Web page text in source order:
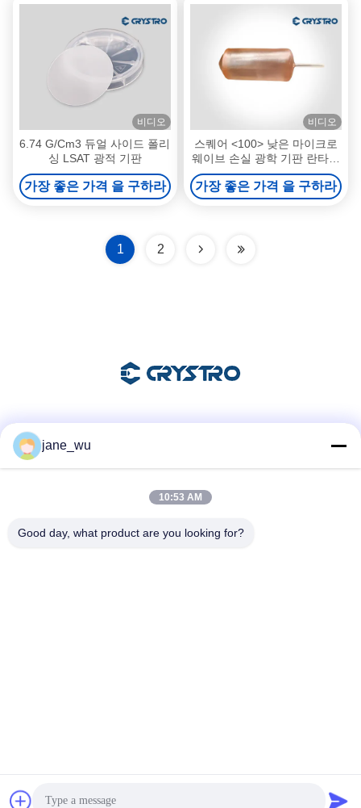
비디오
6.74 G/Cm3 듀얼 사이드 폴리
싱 LSAT 광적 기판
가장 좋은 가격 을 구하라
비디오
스퀘어 <100> 낮은 마이크로
웨이브 손실 광학 기판 란타늄
알루미네이트 Laalo3 타겟
가장 좋은 가격 을 구하라
1 2
전화
ANHUI CRYSTRO CRYSTAL MATERIALS Co., Ltd. 모두 모든 권
jane_wu
10:53 AM
Good day, what product are you looking for?